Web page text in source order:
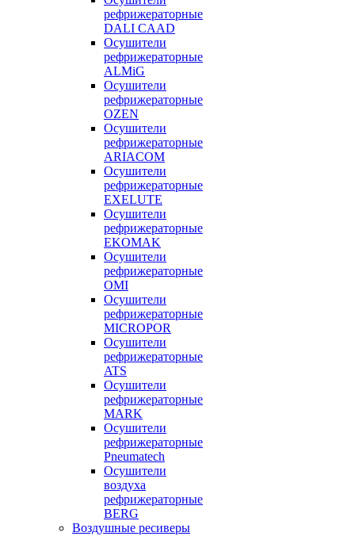
рефрижераторные
DALI CAAD
Осушители
рефрижераторные
ALMiG
Осушители
рефрижераторные
OZEN
Осушители
рефрижераторные
ARIACOM
Осушители
рефрижераторные
EXELUTE
Осушители
рефрижераторные
EKOMAK
Осушители
рефрижераторные
OMI
Осушители
рефрижераторные
MICROPOR
Осушители
рефрижераторные
ATS
Осушители
рефрижераторные
MARK
Осушители
рефрижераторные
Pneumatech
Осушители
воздуха
рефрижераторные
BERG
Воздушные ресиверы